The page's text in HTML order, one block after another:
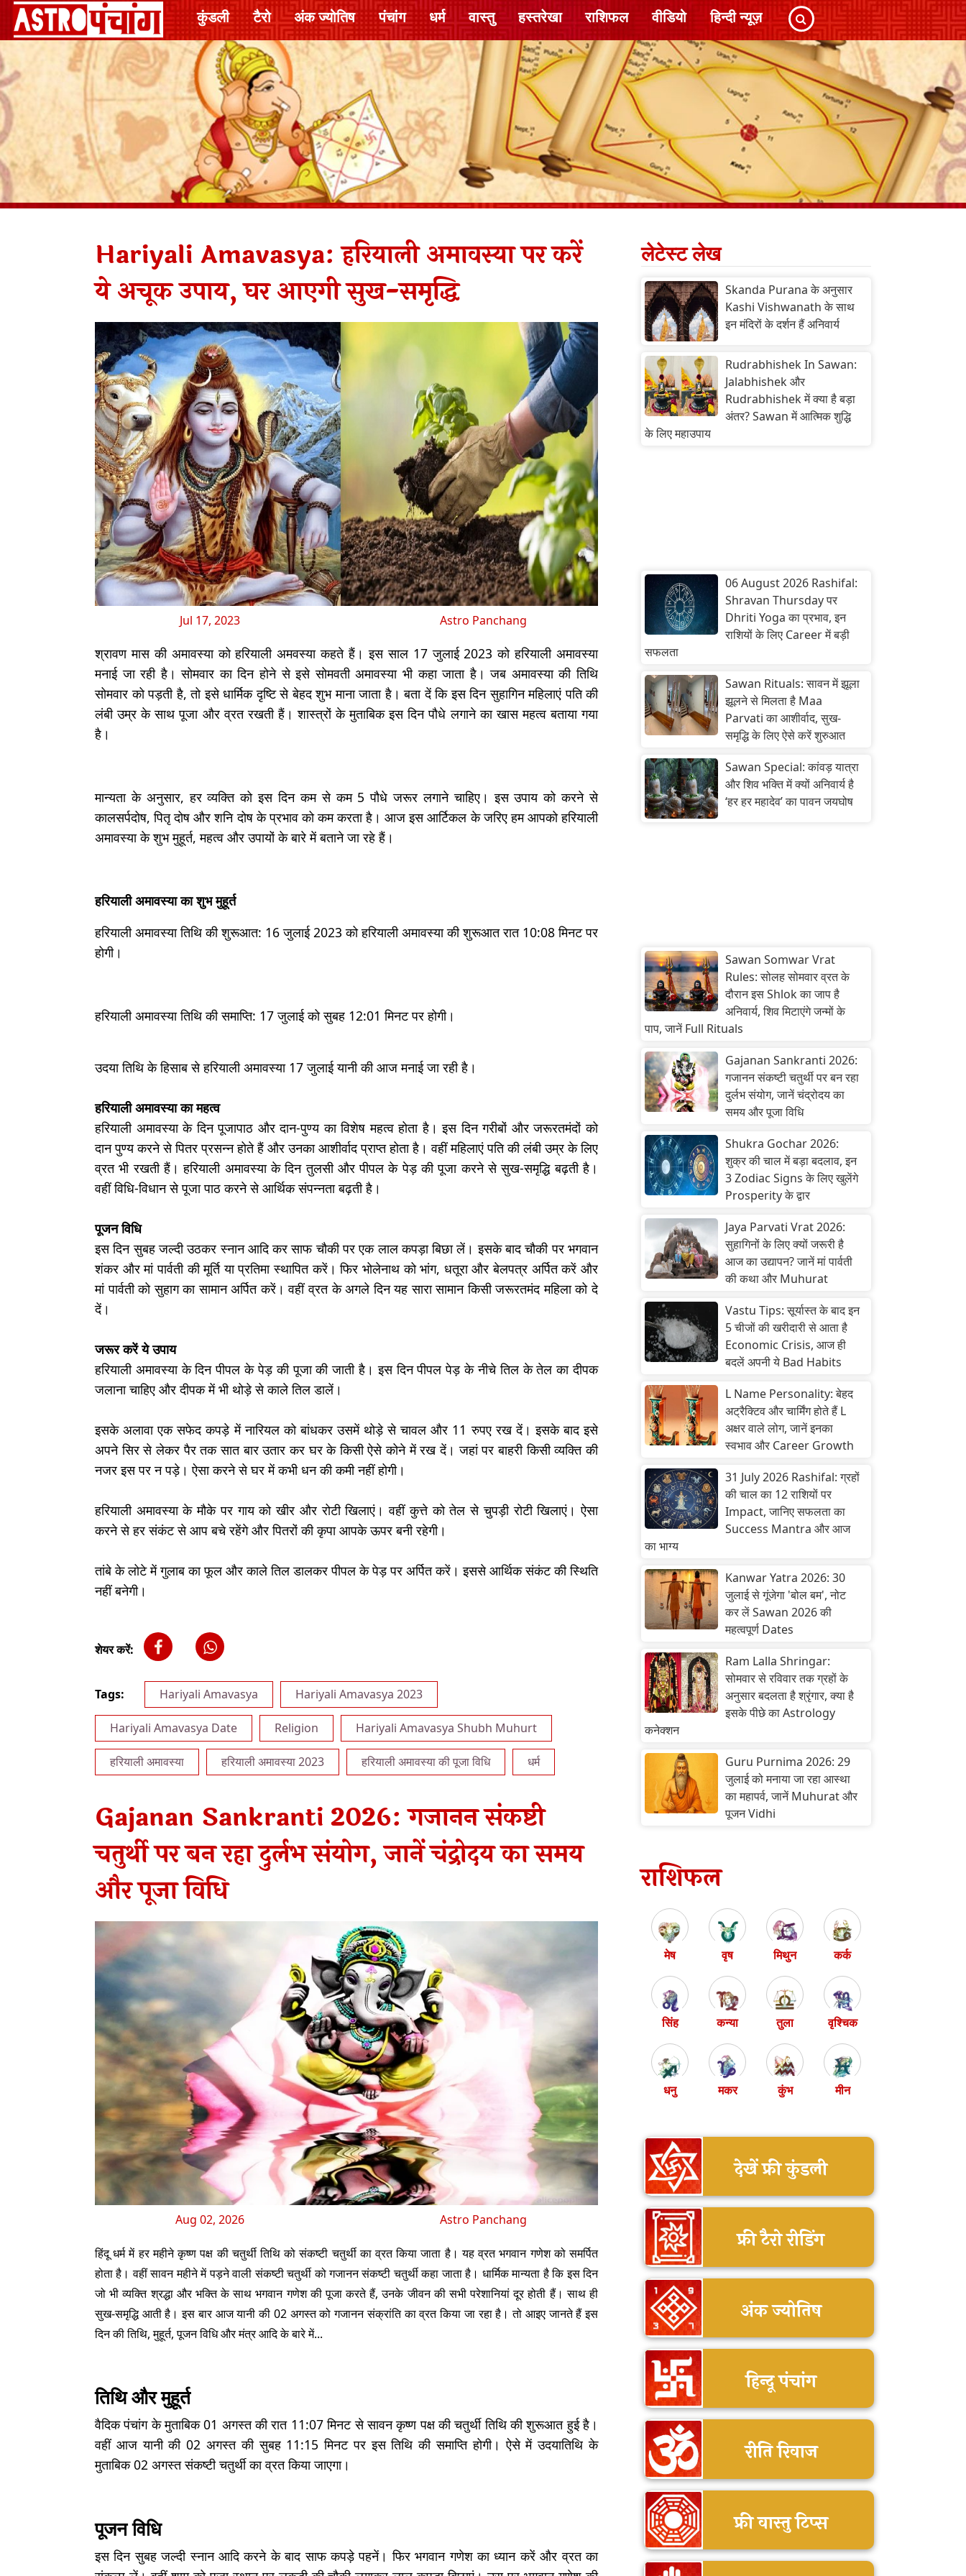
कुंडली टैरो अंक ज्योतिष पंचांग धर्म वास्तु हस्तरेखा राशिफल वीडियो हिन्दी न्यूज़
Hariyali Amavasya: हरियाली अमावस्या पर करें
ये अचूक उपाय, घर आएगी सुख-समृद्धि
Jul 17, 2023 Astro Panchang
श्रावण मास की अमावस्‍या को हरियाली अमवस्या कहते हैं। इस साल 17 जुलाई 2023 को हरियाली अमावस्या
मनाई जा रही है। सोमवार का दिन होने से इसे सोमवती अमावस्या भी कहा जाता है। जब अमावस्या की तिथि
सोमवार को पड़ती है, तो इसे धार्मिक दृष्टि से बेहद शुभ माना जाता है। बता दें कि इस दिन सुहागिन महिलाएं पति की
लंबी उम्र के साथ पूजा और व्रत रखती हैं। शास्‍त्रों के मुताबिक इस दिन पौधे लगाने का खास महत्व बताया गया
है।
मान्यता के अनुसार, हर व्यक्ति को इस दिन कम से कम 5 पौधे जरूर लगाने चाहिए। इस उपाय को करने से
कालसर्पदोष, पितृ दोष और शनि दोष के प्रभाव को कम करता है। आज इस आर्टिकल के जरिए हम आपको हरियाली
अमावस्या के शुभ मुहूर्त, महत्व और उपायों के बारे में बताने जा रहे हैं।
हरियाली अमावस्‍या का शुभ मुहूर्त
हरियाली अमावस्‍या तिथि की शुरूआत: 16 जुलाई 2023 को हरियाली अमावस्‍या की शुरूआत रात 10:08 मिनट पर
होगी।
हरियाली अमावस्‍या तिथि की समाप्ति: 17 जुलाई को सुबह 12:01 मिनट पर होगी।
उदया तिथि के हिसाब से हरियाली अमावस्‍या 17 जुलाई यानी की आज मनाई जा रही है।
हरियाली अमावस्‍या का महत्‍व
हरियाली अमावस्‍या के दिन पूजापाठ और दान-पुण्य का विशेष महत्व होता है। इस दिन गरीबों और जरूरतमंदों को
दान पुण्य करने से पितर प्रसन्न होते हैं और उनका आशीर्वाद प्राप्त होता है। वहीं महिलाएं पति की लंबी उम्र के लिए
व्रत भी रखती हैं। हरियाली अमावस्या के दिन तुलसी और पीपल के पेड़ की पूजा करने से सुख-समृद्धि बढ़ती है।
वहीं विधि-विधान से पूजा पाठ करने से आर्थिक संपन्नता बढ़ती है।
पूजन विधि
इस दिन सुबह जल्दी उठकर स्नान आदि कर साफ चौकी पर एक लाल कपड़ा बिछा लें। इसके बाद चौकी पर भगवान
शंकर और मां पार्वती की मूर्ति या प्रतिमा स्थापित करें। फिर भोलेनाथ को भांग, धतूरा और बेलपत्र अर्पित करें और
मां पार्वती को सुहाग का सामान अर्पित करें। वहीं व्रत के अगले दिन यह सारा सामान किसी जरूरतमंद महिला को दे
दें।
जरूर करें ये उपाय
हरियाली अमावस्या के दिन पीपल के पेड़ की पूजा की जाती है। इस दिन पीपल पेड़ के नीचे तिल के तेल का दीपक
जलाना चाहिए और दीपक में भी थोड़े से काले तिल डालें।
इसके अलावा एक सफेद कपड़े में नारियल को बांधकर उसमें थोड़े से चावल और 11 रुपए रख दें। इसके बाद इसे
अपने सिर से लेकर पैर तक सात बार उतार कर घर के किसी ऐसे कोने में रख दें। जहां पर बाहरी किसी व्यक्ति की
नजर इस पर न पड़े। ऐसा करने से घर में कभी धन की कमी नहीं होगी।
हरियाली अमावस्या के मौके पर गाय को खीर और रोटी खिलाएं। वहीं कुत्ते को तेल से चुपड़ी रोटी खिलाएं। ऐसा
करने से हर संकंट से आप बचे रहेंगे और पितरों की कृपा आपके ऊपर बनी रहेगी।
तांबे के लोटे में गुलाब का फूल और काले तिल डालकर पीपल के पेड़ पर अर्पित करें। इससे आर्थिक संकंट की स्थिति
नहीं बनेगी।
शेयर करें:
Tags: Hariyali Amavasya Hariyali Amavasya 2023
Hariyali Amavasya Date Religion Hariyali Amavasya Shubh Muhurt
हरियाली अमावस्या हरियाली अमावस्या 2023 हरियाली अमावस्या की पूजा विधि धर्म
Gajanan Sankranti 2026: गजानन संकष्टी
चतुर्थी पर बन रहा दुर्लभ संयोग, जानें चंद्रोदय का समय
और पूजा विधि
Aug 02, 2026 Astro Panchang
हिंदू धर्म में हर महीने कृष्ण पक्ष की चतुर्थी तिथि को संकष्टी चतुर्थी का व्रत किया जाता है। यह व्रत भगवान गणेश को समर्पित
होता है। वहीं सावन महीने में पड़ने वाली संकष्टी चतुर्थी को गजानन संकष्टी चतुर्थी कहा जाता है। धार्मिक मान्यता है कि इस दिन
जो भी व्यक्ति श्रद्धा और भक्ति के साथ भगवान गणेश की पूजा करते हैं, उनके जीवन की सभी परेशानियां दूर होती हैं। साथ ही
सुख-समृद्धि आती है। इस बार आज यानी की 02 अगस्त को गजानन संक्रांति का व्रत किया जा रहा है। तो आइए जानते हैं इस
दिन की तिथि, मुहूर्त, पूजन विधि और मंत्र आदि के बारे में...
तिथि और मुहूर्त
वैदिक पंचांग के मुताबिक 01 अगस्त की रात 11:07 मिनट से सावन कृष्ण पक्ष की चतुर्थी तिथि की शुरूआत हुई है।
वहीं आज यानी की 02 अगस्त की सुबह 11:15 मिनट पर इस तिथि की समाप्ति होगी। ऐसे में उदयातिथि के
मुताबिक 02 अगस्त संकष्टी चतुर्थी का व्रत किया जाएगा।
पूजन विधि
इस दिन सुबह जल्दी स्नान आदि करने के बाद साफ कपड़े पहनें। फिर भगवान गणेश का ध्यान करें और व्रत का
लेटेस्ट लेख
Skanda Purana के अनुसार
Kashi Vishwanath के साथ
इन मंदिरों के दर्शन हैं अनिवार्य
Rudrabhishek In Sawan:
Jalabhishek और
Rudrabhishek में क्या है बड़ा
अंतर? Sawan में आत्मिक शुद्धि
के लिए महाउपाय
06 August 2026 Rashifal:
Shravan Thursday पर
Dhriti Yoga का प्रभाव, इन
राशियों के लिए Career में बड़ी
सफलता
Sawan Rituals: सावन में झूला
झूलने से मिलता है Maa
Parvati का आशीर्वाद, सुख-
समृद्धि के लिए ऐसे करें शुरुआत
Sawan Special: कांवड़ यात्रा
और शिव भक्ति में क्यों अनिवार्य है
‘हर हर महादेव’ का पावन जयघोष
Sawan Somwar Vrat
Rules: सोलह सोमवार व्रत के
दौरान इस Shlok का जाप है
अनिवार्य, शिव मिटाएंगे जन्मों के
पाप, जानें Full Rituals
Gajanan Sankranti 2026:
गजानन संकष्टी चतुर्थी पर बन रहा
दुर्लभ संयोग, जानें चंद्रोदय का
समय और पूजा विधि
Shukra Gochar 2026:
शुक्र की चाल में बड़ा बदलाव, इन
3 Zodiac Signs के लिए खुलेंगे
Prosperity के द्वार
Jaya Parvati Vrat 2026:
सुहागिनों के लिए क्यों जरूरी है
आज का उद्यापन? जानें मां पार्वती
की कथा और Muhurat
Vastu Tips: सूर्यास्त के बाद इन
5 चीजों की खरीदारी से आता है
Economic Crisis, आज ही
बदलें अपनी ये Bad Habits
L Name Personality: बेहद
अट्रैक्टिव और चार्मिंग होते हैं L
अक्षर वाले लोग, जानें इनका
स्वभाव और Career Growth
31 July 2026 Rashifal: ग्रहों
की चाल का 12 राशियों पर
Impact, जानिए सफलता का
Success Mantra और आज
का भाग्य
Kanwar Yatra 2026: 30
जुलाई से गूंजेगा 'बोल बम', नोट
कर लें Sawan 2026 की
महत्वपूर्ण Dates
Ram Lalla Shringar:
सोमवार से रविवार तक ग्रहों के
अनुसार बदलता है श्रृंगार, क्या है
इसके पीछे का Astrology
कनेक्शन
Guru Purnima 2026: 29
जुलाई को मनाया जा रहा आस्था
का महापर्व, जानें Muhurat और
पूजन Vidhi
राशिफल
मेष वृष मिथुन कर्क
सिंह कन्या तुला वृश्चिक
धनु मकर कुंभ मीन
देखें फ्री कुंडली
फ्री टैरो रीडिंग
अंक ज्योतिष
हिन्दू पंचांग
रीति रिवाज
फ्री वास्तु टिप्स